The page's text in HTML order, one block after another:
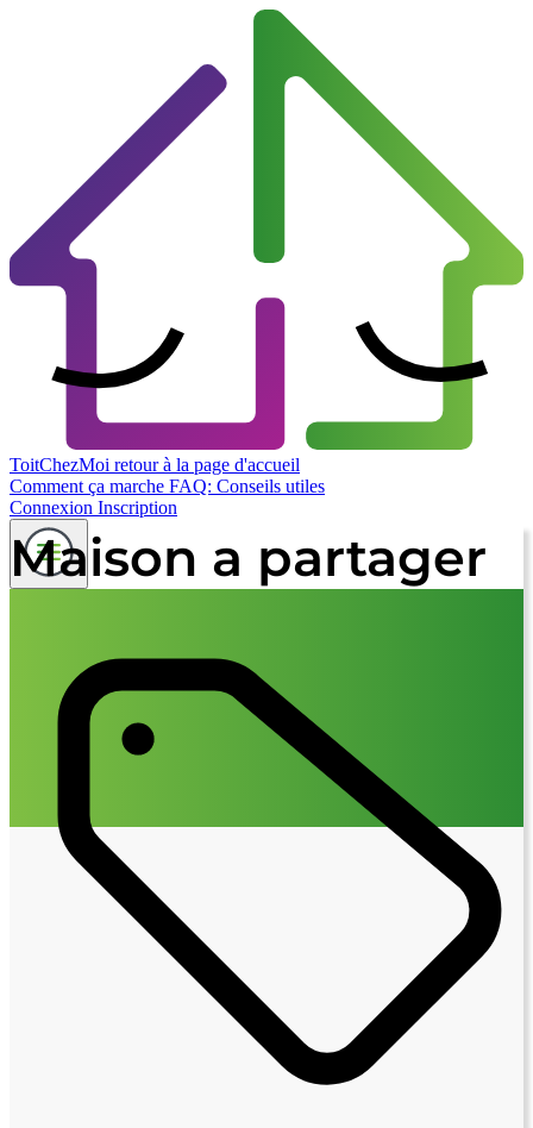
ToitChezMoi retour à la page d'accueil
Comment ça marche FAQ: Conseils utiles
Connexion Inscription
Maison a partager